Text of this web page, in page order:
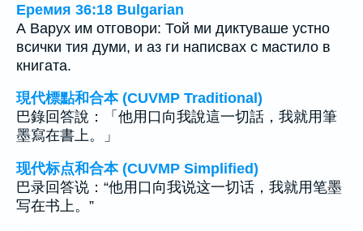
Еремия 36:18 Bulgarian
А Варух им отговори: Той ми диктуваше устно
всички тия думи, и аз ги написвах с мастило в
книгата.
現代標點和合本 (CUVMP Traditional)
巴錄回答說：「他用口向我說這一切話，我就用筆
墨寫在書上。」
现代标点和合本 (CUVMP Simplified)
巴录回答说：“他用口向我说这一切话，我就用笔墨
写在书上。”